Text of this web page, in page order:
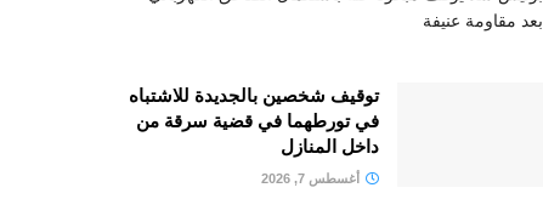
بعد مقاومة عنيفة
توقيف شخصين بالجديدة للاشتباه
في تورطهما في قضية سرقة من
داخل المنازل
أغسطس 7, 2026